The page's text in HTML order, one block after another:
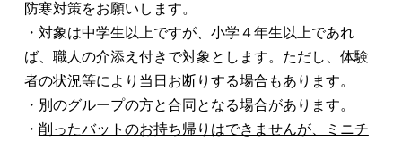
防寒対策をお願いします。
・対象は中学生以上ですが、小学４年生以上であれ
ば、職人の介添え付きで対象とします。ただし、体験
者の状況等により当日お断りする場合もあります。
・別のグループの方と合同となる場合があります。
・ 削ったバットのお持ち帰りはできませんが、ミニチ